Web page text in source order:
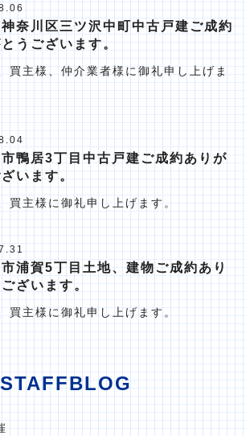
奈川区三ツ沢中町中古戸建ご成約
うございます。
買主様、仲介業者様に御礼申し上げま
鴨居3丁目中古戸建ご成約ありが
います。
買主様に御礼申し上げます。
浦賀5丁目土地、建物ご成約あり
ざいます。
買主様に御礼申し上げます。
STAFFBLOG